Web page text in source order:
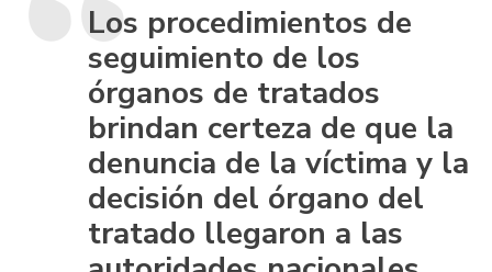
Los procedimientos de
seguimiento de los
órganos de tratados
brindan certeza de que la
denuncia de la víctima y la
decisión del órgano del
tratado llegaron a las